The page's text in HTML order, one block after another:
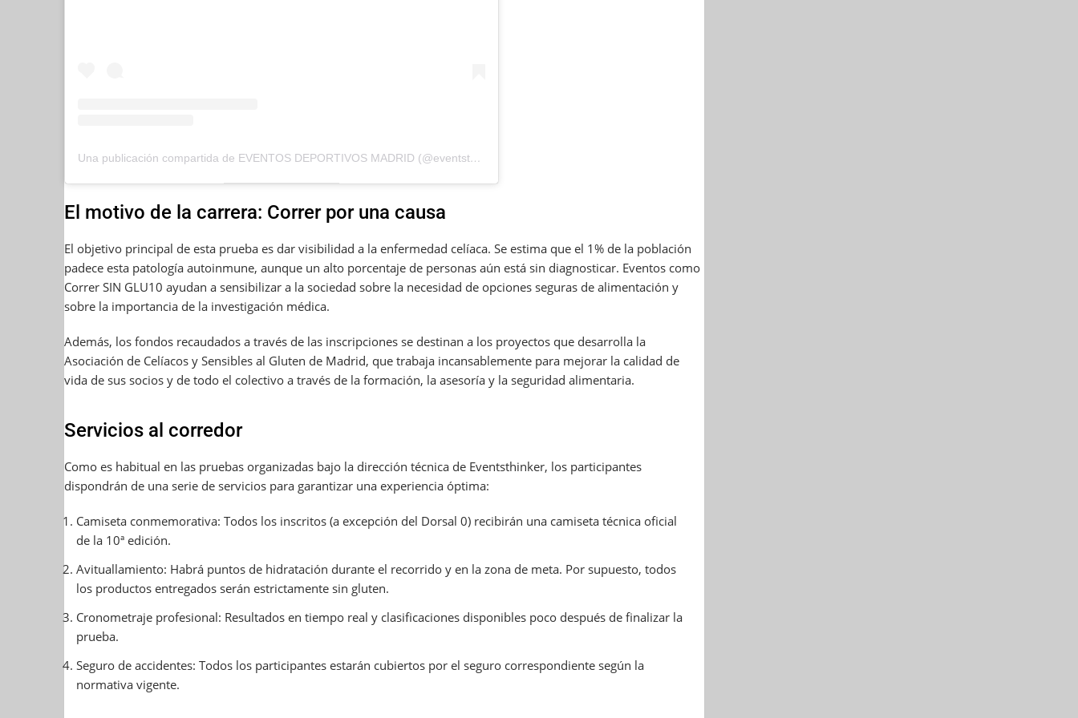
Una publicación compartida de EVENTOS DEPORTIVOS MADRID (@eventsthinker)
El motivo de la carrera: Correr por una causa
El objetivo principal de esta prueba es dar visibilidad a la enfermedad celíaca. Se estima que el 1% de la población
padece esta patología autoinmune, aunque un alto porcentaje de personas aún está sin diagnosticar. Eventos como
Correr SIN GLU10 ayudan a sensibilizar a la sociedad sobre la necesidad de opciones seguras de alimentación y
sobre la importancia de la investigación médica.
Además, los fondos recaudados a través de las inscripciones se destinan a los proyectos que desarrolla la
Asociación de Celíacos y Sensibles al Gluten de Madrid, que trabaja incansablemente para mejorar la calidad de
vida de sus socios y de todo el colectivo a través de la formación, la asesoría y la seguridad alimentaria.
Servicios al corredor
Como es habitual en las pruebas organizadas bajo la dirección técnica de Eventsthinker, los participantes
dispondrán de una serie de servicios para garantizar una experiencia óptima:
Camiseta conmemorativa: Todos los inscritos (a excepción del Dorsal 0) recibirán una camiseta técnica oficial
de la 10ª edición.
Avituallamiento: Habrá puntos de hidratación durante el recorrido y en la zona de meta. Por supuesto, todos
los productos entregados serán estrictamente sin gluten.
Cronometraje profesional: Resultados en tiempo real y clasificaciones disponibles poco después de finalizar la
prueba.
Seguro de accidentes: Todos los participantes estarán cubiertos por el seguro correspondiente según la
normativa vigente.